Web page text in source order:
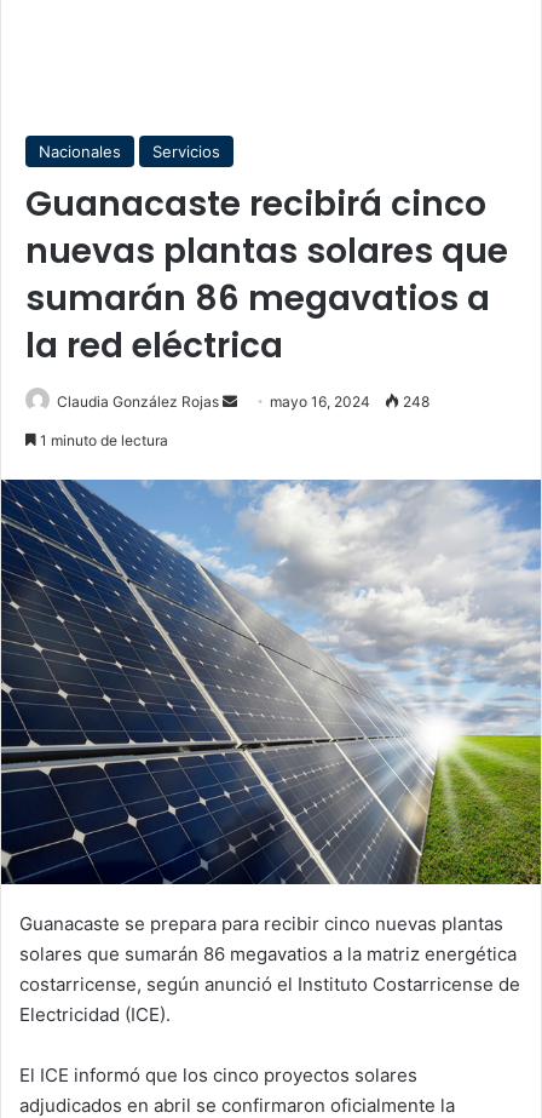
Nacionales Servicios
Guanacaste recibirá cinco
nuevas plantas solares que
sumarán 86 megavatios a
la red eléctrica
Claudia González Rojas
Send mayo 16, 2024 248
1 minuto de lectura
Guanacaste se prepara para recibir cinco nuevas plantas
solares que sumarán 86 megavatios a la matriz energética
costarricense, según anunció el Instituto Costarricense de
Electricidad (ICE).
El ICE informó que los cinco proyectos solares
adjudicados en abril se confirmaron oficialmente la